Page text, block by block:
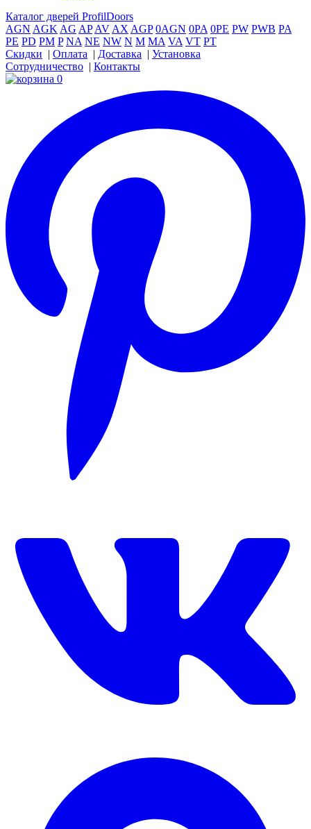
Каталог дверей ProfilDoors
AGN AGKAG APAVAXAGP 0AGN 0PA 0PE PW PWB PA
PE PD PM P NA NE NW N M MA VA VT PT
Скидки
Оплата Доставка
Установка
Сотрудничество
Контакты
0